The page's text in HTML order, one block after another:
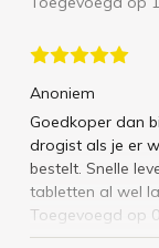
Anoniem
Goedkoper dan
drogist als je er
bestelt. Snelle
tabletten al wel
Toegevoegd op